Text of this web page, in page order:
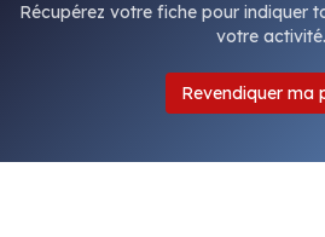
Récupérez votre fiche pour indiquer
votre activité.
Revendiquer ma